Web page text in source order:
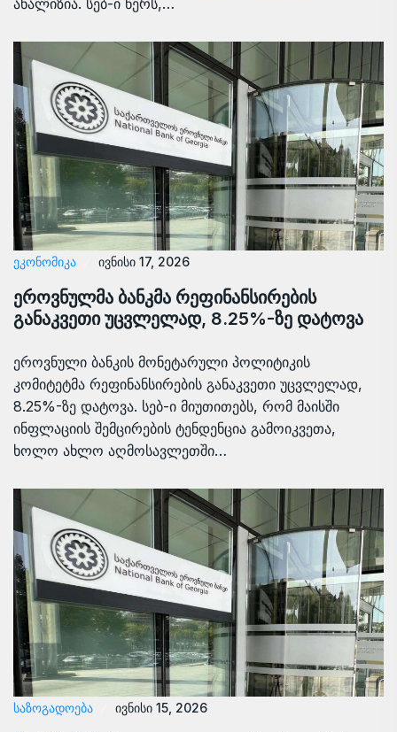
ანალიზია. სებ-ი წერს,…
ᲔᲙᲝᲜᲝᲛᲘᲙᲐ ივნისი 17, 2026
ეროვნულმა ბანკმა რეფინანსირების
განაკვეთი უცვლელად, 8.25%-ზე დატოვა
ეროვნული ბანკის მონეტარული პოლიტიკის
კომიტეტმა რეფინანსირების განაკვეთი უცვლელად,
8.25%-ზე დატოვა. სებ-ი მიუთითებს, რომ მაისში
ინფლაციის შემცირების ტენდენცია გამოიკვეთა,
ხოლო ახლო აღმოსავლეთში…
ᲡᲐᲖᲝᲒᲐᲓᲝᲔᲑᲐ ივნისი 15, 2026